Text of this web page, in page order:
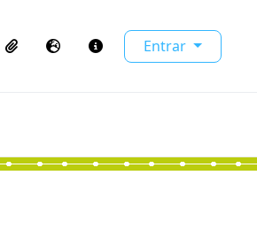
na página de navegação
ClipboardIdioma Atalhos Entrar